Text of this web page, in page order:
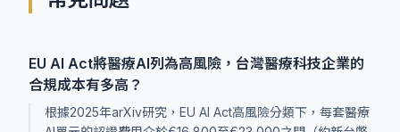
EU AI Act將醫療AI列為高風險，台灣醫療科技企業的
合規成本有多高？
根據2025年arXiv研究，EU AI Act高風險分類下，每套醫療